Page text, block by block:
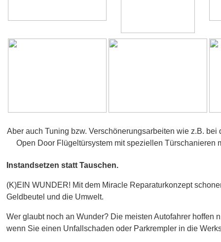
Aber auch Tuning bzw. Verschönerungsarbeiten wie z.B. bei
Open Door Flügeltürsystem mit speziellen Türschanieren
Instandsetzen statt Tauschen.
(K)EIN WUNDER! Mit dem Miracle Reparaturkonzept
Geldbeutel und die Umwelt.
Wer glaubt noch an Wunder? Die meisten Autofahrer hoffen
wenn Sie einen Unfallschaden oder Parkrempler in die